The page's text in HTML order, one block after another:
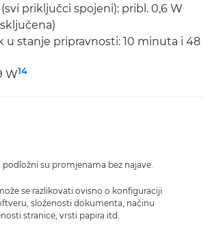
priključci spojeni): pribl. 0,6 W
u stanje pripravnosti: 10 minuta i 48
W14
su promjenama bez najave.
se razlikovati ovisno o konfiguraciji
složenosti dokumenta, načinu
stranice, vrsti papira itd.